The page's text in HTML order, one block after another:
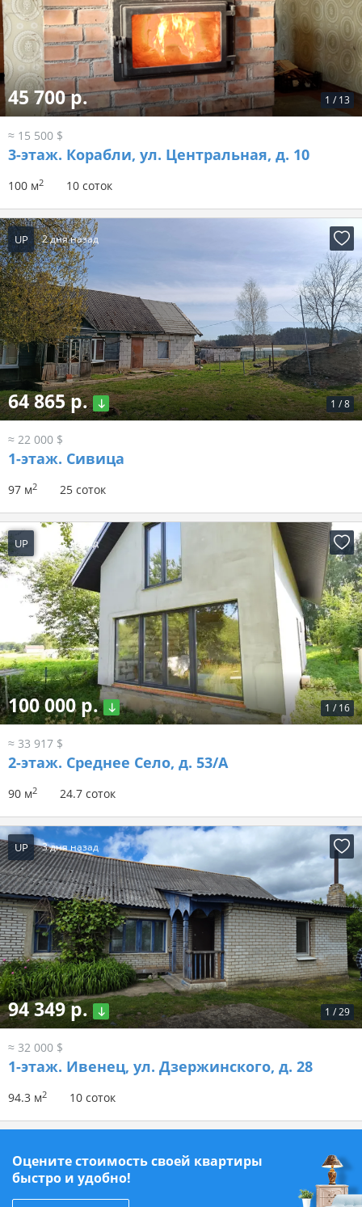
1 / 13
45 700 р.
≈ 15 500 $
3-этаж. Корабли, ул. Центральная, д. 10
100 м2 10 соток
UP 2 дня назад
1 /8
64 865 р.
≈ 22 000 $
1-этаж. Сивица
97 м2 25 соток
UP 2 дня назад
1 / 16
100 000 р.
≈ 33 917 $
2-этаж. Среднее Село, д. 53/А
90 м2 24.7 соток
UP 3 дня назад
1 /29
94 349 р.
≈ 32 000 $
1-этаж. Ивенец, ул. Дзержинского, д. 28
94.3 м2 10 соток
Оцените стоимость своей квартиры
быстро и удобно!